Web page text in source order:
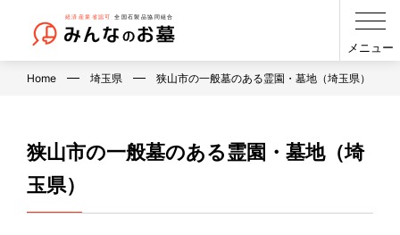
メニュー
Home 埼玉県 狭山市の一般墓のある霊園・墓地（埼玉県）
狭山市の一般墓のある霊園・墓地（埼
玉県）